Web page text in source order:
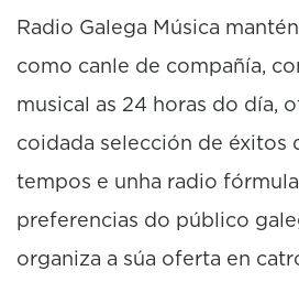
Radio Galega Música
como canle de compañía,
musical as 24 horas do día,
coidada selección de éxitos
tempos e unha radio
preferencias do público
organiza a súa oferta en